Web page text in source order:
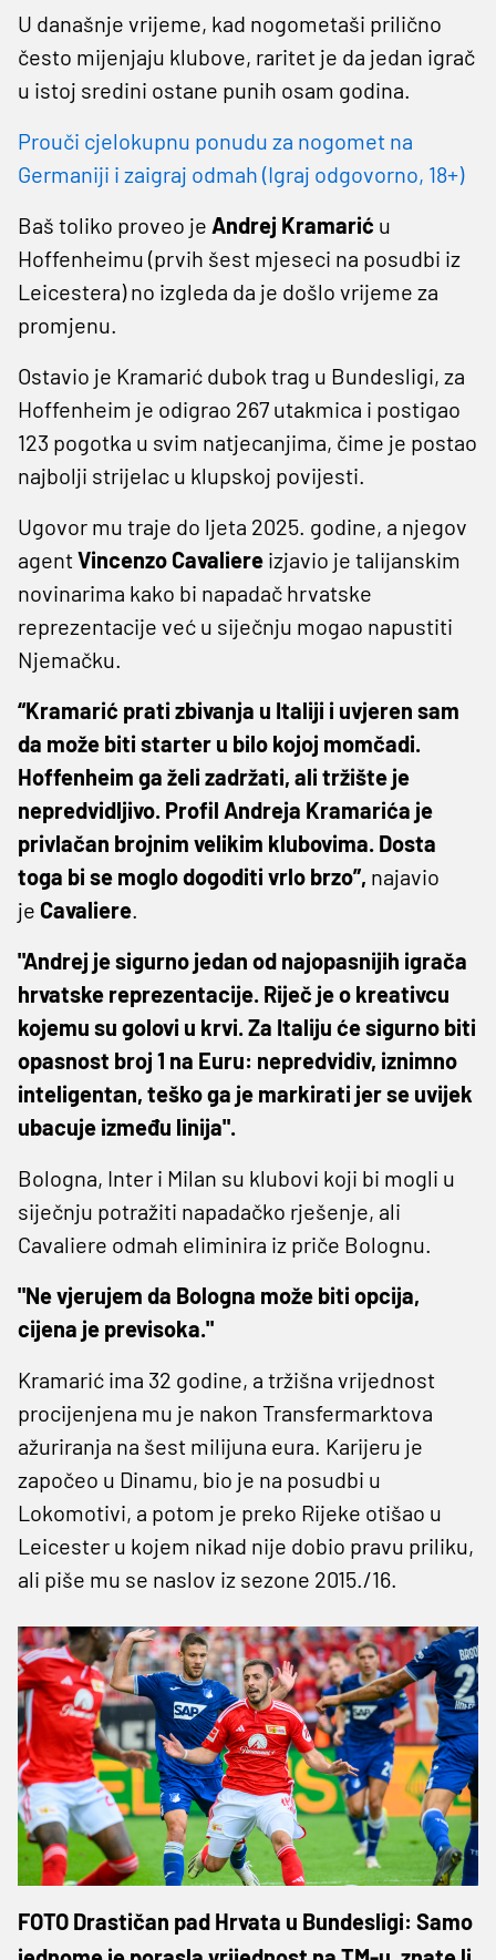
U današnje vrijeme, kad nogometaši prilično
često mijenjaju klubove, raritet je da jedan igrač
u istoj sredini ostane punih osam godina.
Prouči cjelokupnu ponudu za nogomet na
Germaniji i zaigraj odmah (Igraj odgovorno, 18+)
Baš toliko proveo je Andrej Kramarić u
Hoffenheimu (prvih šest mjeseci na posudbi iz
Leicestera) no izgleda da je došlo vrijeme za
promjenu.
Ostavio je Kramarić dubok trag u Bundesligi, za
Hoffenheim je odigrao 267 utakmica i postigao
123 pogotka u svim natjecanjima, čime je postao
najbolji strijelac u klupskoj povijesti.
Ugovor mu traje do ljeta 2025. godine, a njegov
agentVincenzo Cavaliere izjavio je talijanskim
novinarima kako bi napadač hrvatske
reprezentacije već u siječnju mogao napustiti
Njemačku.
“Kramarić prati zbivanja u Italiji i uvjeren sam
da može biti starter u bilo kojoj momčadi.
Hoffenheim ga želi zadržati, ali tržište je
nepredvidljivo. Profil Andreja Kramarića je
privlačan brojnim velikim klubovima. Dosta
toga bi se moglo dogoditi vrlo brzo”, najavio
je Cavaliere.
"Andrej je sigurno jedan od najopasnijih igrača
hrvatske reprezentacije. Riječ je o kreativcu
kojemu su golovi u krvi. Za Italiju će sigurno biti
opasnost broj 1 na Euru: nepredvidiv, iznimno
inteligentan, teško ga je markirati jer se uvijek
ubacuje između linija".
Bologna, Inter i Milan su klubovi koji bi mogli u
siječnju potražiti napadačko rješenje, ali
Cavaliere odmah eliminira iz priče Bolognu.
"Ne vjerujem da Bologna može biti opcija,
cijena je previsoka."
Kramarić ima 32 godine, a tržišna vrijednost
procijenjena mu je nakon Transfermarktova
ažuriranja na šest milijuna eura. Karijeru je
započeo u Dinamu, bio je na posudbi u
Lokomotivi, a potom je preko Rijeke otišao u
Leicester u kojem nikad nije dobio pravu priliku,
ali piše mu se naslov iz sezone 2015./16.
FOTO Drastičan pad Hrvata u Bundesligi: Samo